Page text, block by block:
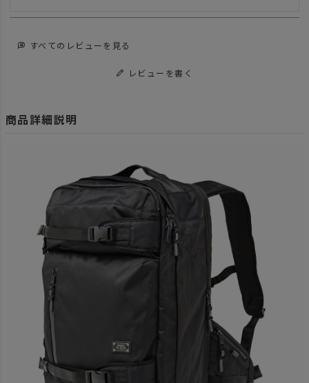
すべてのレビューを見る
レビューを書く
商品詳細説明